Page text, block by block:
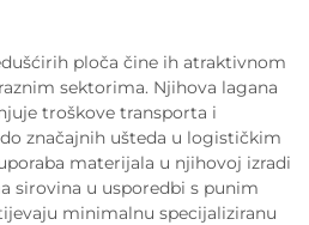
ploča čine ih atraktivnom
sektorima. Njihova lagana
troškove transporta i
značajnih ušteda u logističkim
materijala u njihovoj izradi
sirovina u usporedbi s punim
minimalnu specijaliziranu